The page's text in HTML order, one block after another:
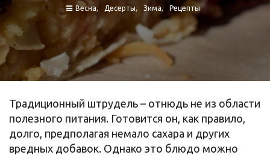
Весна Десерты Зима Рецепты
Традиционный штрудель – отнюдь не из области
полезного питания. Готовится он, как правило,
долго, предполагая немало сахара и других
вредных добавок. Однако это блюдо можно